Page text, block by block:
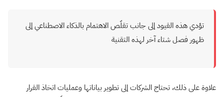
تؤدي هذه القيود إلى جانب تقلّص الاهتمام بالذكاء الاصطناعي إلى
ظهور فصل شتاء آخر لهذه التقنية
علاوة على ذلك، تحتاج الشركات إلى تطوير بياناتها وعمليات اتخاذ القرار